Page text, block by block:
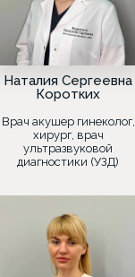
Наталия Сергеевна
Коротких
Врач акушер гинеколог,
хирург, врач
ультразвуковой
диагностики (УЗД)